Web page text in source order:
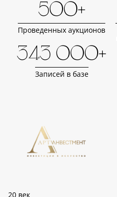
500+
Проведенных аукционов
343 000+
Записей в базе
20 век